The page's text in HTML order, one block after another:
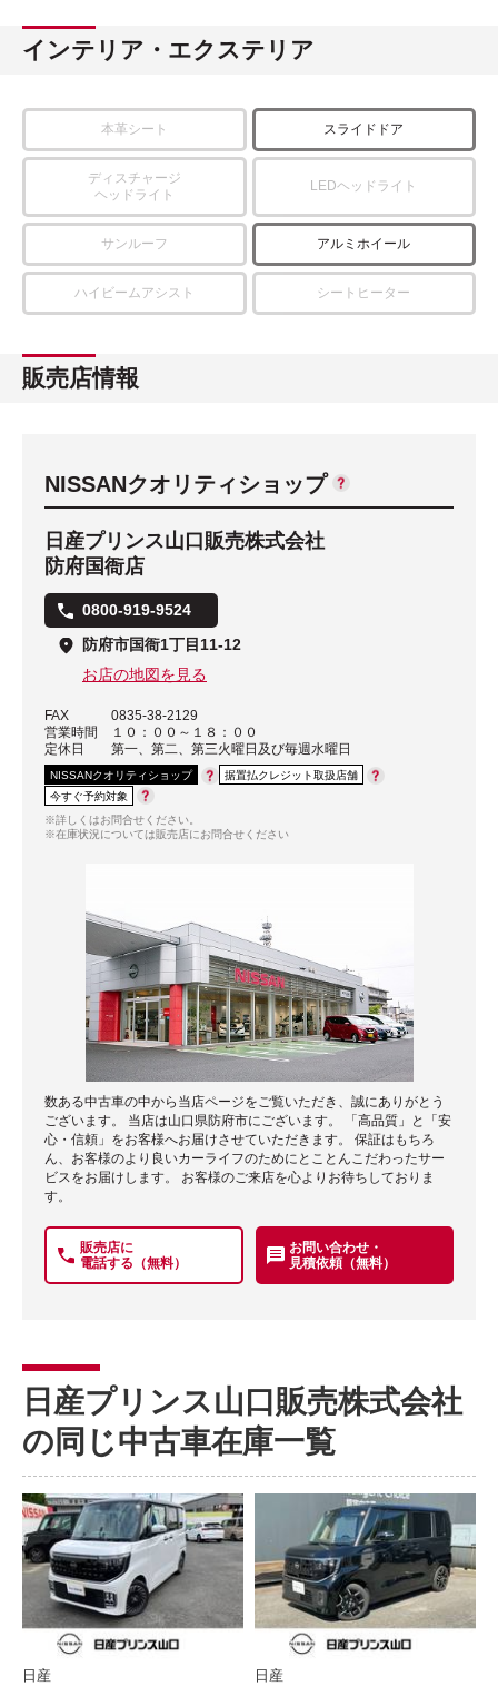
インテリア・エクステリア
本革シート スライドドア
ディスチャージ
ヘッドライト
LEDヘッドライト
サンルーフ アルミホイール
ハイビームアシスト シートヒーター
販売店情報
NISSANクオリティショップ
日産プリンス山口販売株式会社
防府国衙店
0800-919-9524
防府市国衙1丁目11-12
お店の地図を見る
FAX
0835-38-2129
営業時間
１０：００～１８：００
定休日
第一、第二、第三火曜日及び毎週水曜日
NISSANクオリティショップ
据置払クレジット取扱店舗
今すぐ予約対象
※詳しくはお問合せください。
※在庫状況については販売店にお問合せください
数ある中古車の中から当店ページをご覧いただき、誠にありがとう
ございます。 当店は山口県防府市にございます。 「高品質」と「安
心・信頼」をお客様へお届けさせていただきます。 保証はもちろ
ん、お客様のより良いカーライフのためにとことんこだわったサー
ビスをお届けします。 お客様のご来店を心よりお待ちしておりま
す。
販売店に
電話する（無料）
お問い合わせ・
見積依頼（無料）
日産プリンス山口販売株式会社
の同じ中古車在庫一覧
日産 日産